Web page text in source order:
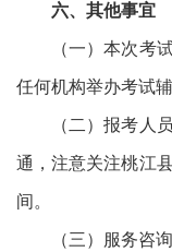
六、其他事宜
（一）本次考试
任何机构举办考试辅
（二）报考人员
通，注意关注桃江
间。
（三）服务咨询